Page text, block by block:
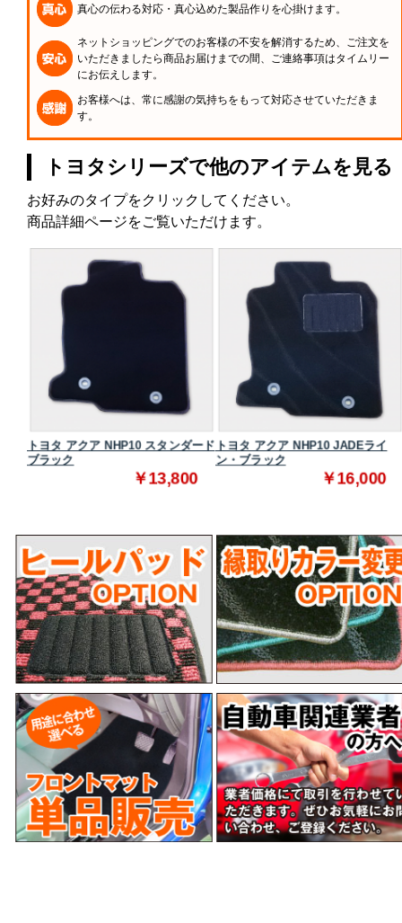
真心の伝わる対応・真心込めた製品作りを心掛けます。
ネットショッピングでのお客様の不安を解消するため、ご注文を
いただきましたら商品お届けまでの間、ご連絡事項はタイムリー
にお伝えします。
お客様へは、常に感謝の気持ちをもって対応させていただきま
す。
トヨタシリーズで他のアイテムを見る
お好みのタイプをクリックしてください。
商品詳細ページをご覧いただけます。
トヨタ アクア NHP10 スタンダード
ブラック
￥13,800
トヨタ アクア NHP10 JADEライ
ン・ブラック
￥16,000